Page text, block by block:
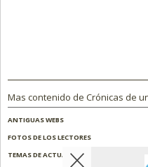
Mas contenido de Crónicas de
ANTIGUAS WEBS
FOTOS DE LOS LECTORES
TEMAS DE ACTUALIDAD